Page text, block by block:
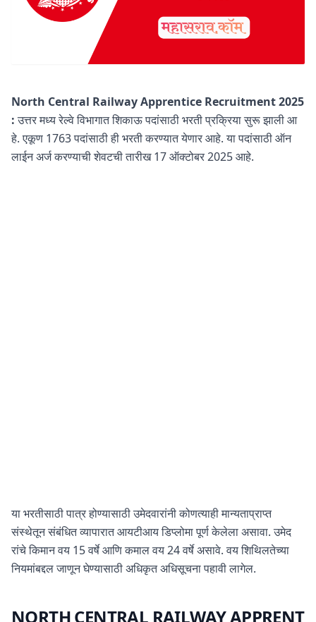
North Central Railway Apprentice Recruitment 2025
:उत्तर मध्य रेल्वे विभागात शिकाऊ पदांसाठी भरती प्रक्रिया सुरू झाली आ
हे. एकूण 1763 पदांसाठी ही भरती करण्यात येणार आहे. या पदांसाठी ऑन
लाईन अर्ज करण्याची शेवटची तारीख 17 ऑक्टोबर 2025 आहे.
या भरतीसाठी पात्र होण्यासाठी उमेदवारांनी कोणत्याही मान्यताप्राप्त
संस्थेतून संबंधित व्यापारात आयटीआय डिप्लोमा पूर्ण केलेला असावा. उमेद
रांचे किमान वय 15 वर्षे आणि कमाल वय 24 वर्षे असावे. वय शिथिलतेच्या
नियमांबद्दल जाणून घेण्यासाठी अधिकृत अधिसूचना पहावी लागेल.
NORTH CENTRAL RAILWAY APPRENT